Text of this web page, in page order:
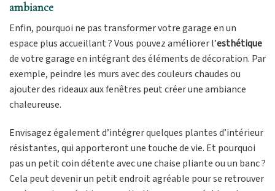
ambiance
Enfin, pourquoi ne pas transformer votre garage en un
espace plus accueillant ? Vous pouvez améliorer l’esthétique
de votre garage en intégrant des éléments de décoration. Par
exemple, peindre les murs avec des couleurs chaudes ou
ajouter des rideaux aux fenêtres peut créer une ambiance
chaleureuse.
Envisagez également d’intégrer quelques plantes d’intérieur
résistantes, qui apporteront une touche de vie. Et pourquoi
pas un petit coin détente avec une chaise pliante ou un banc ?
Cela peut devenir un petit endroit agréable pour se retrouver